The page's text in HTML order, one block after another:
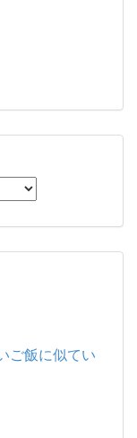
ご飯に似てい